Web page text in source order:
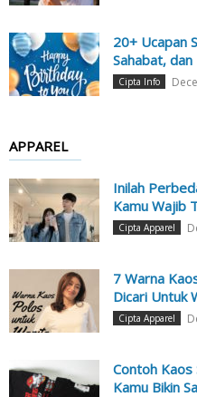
20+ Ucapan
Sahabat, dan
Cipta Info
APPAREL
Inilah
Kamu Wajib
Cipta Apparel
7 Warna
Dicari Untuk
Cipta Apparel
Contoh Kaos
Kamu Bikin